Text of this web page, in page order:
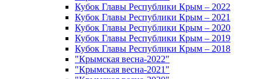
Кубок Главы Республики Крым – 2022
Кубок Главы Республики Крым – 2021
Кубок Главы Республики Крым – 2020
Кубок Главы Республики Крым – 2019
Кубок Главы Республики Крым – 2018
"Крымская весна-2022"
"Крымская весна-2021"